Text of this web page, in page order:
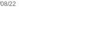
22